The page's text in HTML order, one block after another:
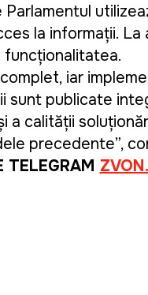
la informații.
iar
publicate
a calității
precedente”,
TELEGRAM